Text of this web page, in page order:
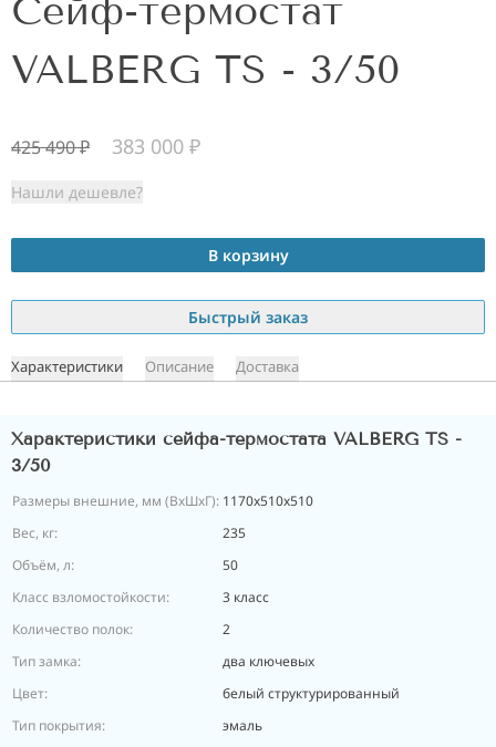
Сейф-термостат
VALBERG TS - 3/50
425 490₽ 383 000 ₽
Нашли дешевле?
В корзину
Быстрый заказ
Характеристики Описание Доставка
Характеристики сейфа-термостата VALBERG TS -
3/50
Размеры внешние, мм (ВхШхГ): 1170х510х510
Вес, кг:
235
Объём, л:
50
Класс взломостойкости:
3 класс
Количество полок:
2
Тип замка:
два ключевых
Цвет:
белый структурированный
Тип покрытия:
эмаль